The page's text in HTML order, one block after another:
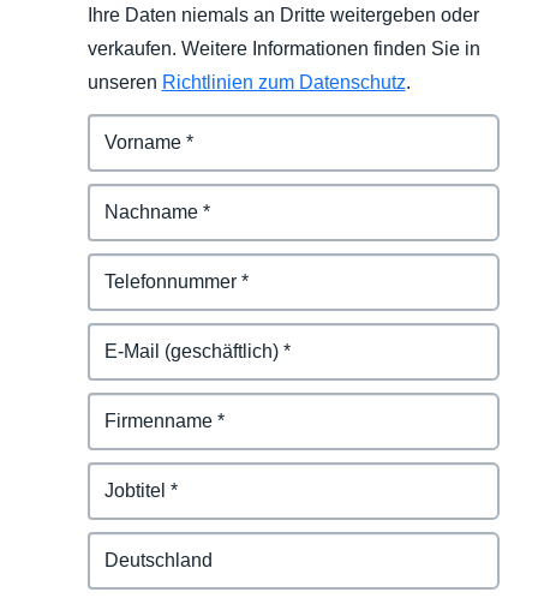
Ihre Daten niemals an Dritte weitergeben oder
verkaufen. Weitere Informationen finden Sie in
unseren Richtlinien zum Datenschutz.